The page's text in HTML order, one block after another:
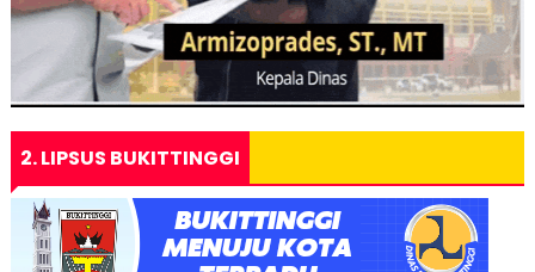
2. LIPSUS BUKITTINGGI